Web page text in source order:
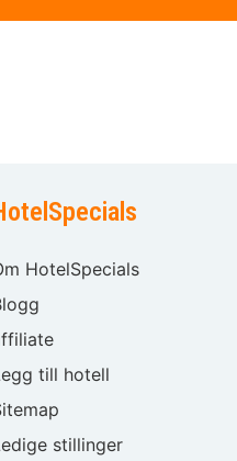
HotelSpecials
till hotell
stillinger